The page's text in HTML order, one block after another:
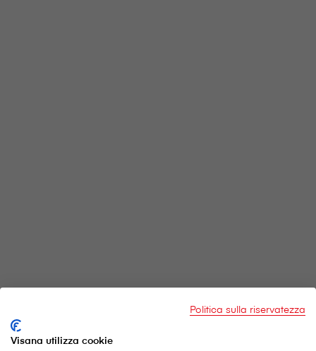
Politica sulla riservatezza
Visana utilizza cookie